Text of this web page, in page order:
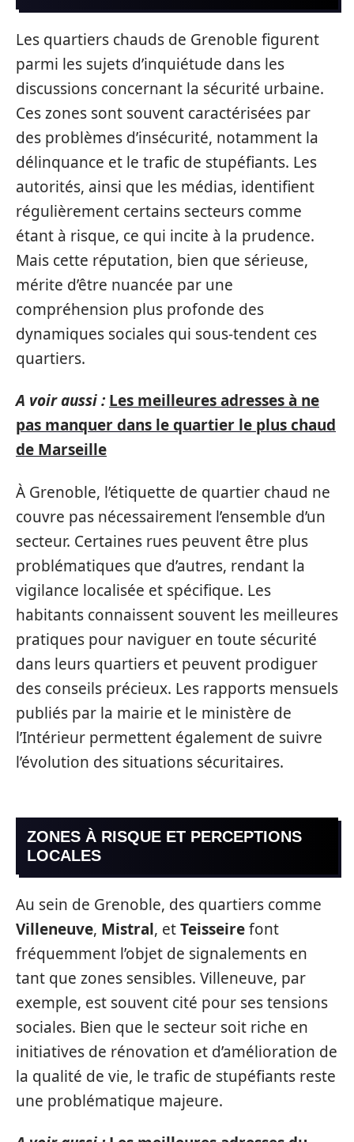
Les quartiers chauds de Grenoble figurent
parmi les sujets d’inquiétude dans les
discussions concernant la sécurité urbaine.
Ces zones sont souvent caractérisées par
des problèmes d’insécurité, notamment la
délinquance et le trafic de stupéfiants. Les
autorités, ainsi que les médias, identifient
régulièrement certains secteurs comme
étant à risque, ce qui incite à la prudence.
Mais cette réputation, bien que sérieuse,
mérite d’être nuancée par une
compréhension plus profonde des
dynamiques sociales qui sous-tendent ces
quartiers.
A voir aussi : Les meilleures adresses à ne
pas manquer dans le quartier le plus chaud
de Marseille
À Grenoble, l’étiquette de quartier chaud ne
couvre pas nécessairement l’ensemble d’un
secteur. Certaines rues peuvent être plus
problématiques que d’autres, rendant la
vigilance localisée et spécifique. Les
habitants connaissent souvent les meilleures
pratiques pour naviguer en toute sécurité
dans leurs quartiers et peuvent prodiguer
des conseils précieux. Les rapports mensuels
publiés par la mairie et le ministère de
l’Intérieur permettent également de suivre
l’évolution des situations sécuritaires.
ZONES À RISQUE ET PERCEPTIONS
LOCALES
Au sein de Grenoble, des quartiers comme
Villeneuve, Mistral, etTeisseirefont
fréquemment l’objet de signalements en
tant que zones sensibles. Villeneuve, par
exemple, est souvent cité pour ses tensions
sociales. Bien que le secteur soit riche en
initiatives de rénovation et d’amélioration de
la qualité de vie, le trafic de stupéfiants reste
une problématique majeure.